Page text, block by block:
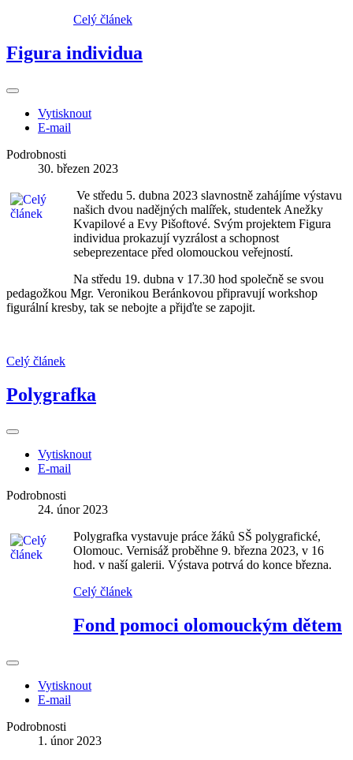
Celý článek
Figura individua
Vytisknout
E-mail
Podrobnosti
30. březen 2023
Ve středu 5. dubna 2023 slavnostně zahájíme výstavu
našich dvou nadějných malířek, studentek Anežky
Kvapilové a Evy Pišoftové. Svým projektem Figura
individua prokazují vyzrálost a schopnost
sebeprezentace před olomouckou veřejností.
Na středu 19. dubna v 17.30 hod společně se svou
pedagožkou Mgr. Veronikou Beránkovou připravují workshop
figurální kresby, tak se nebojte a přijďte se zapojit.
Celý článek
Polygrafka
Vytisknout
E-mail
Podrobnosti
24. únor 2023
Polygrafka vystavuje práce žáků SŠ polygrafické,
Olomouc. Vernisáž proběhne 9. března 2023, v 16
hod. v naší galerii. Výstava potrvá do konce března.
Celý článek
Fond pomoci olomouckým dětem
Vytisknout
E-mail
Podrobnosti
1. únor 2023